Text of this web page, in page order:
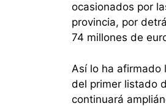
ocasionados por
provincia, por
74 millones de
Así lo ha afirmado
del primer listado
continuará